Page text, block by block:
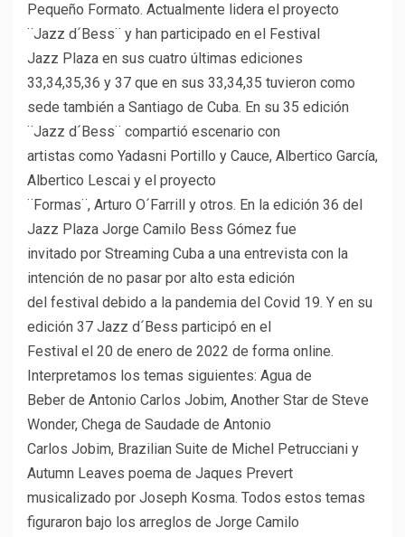
Pequeño Formato. Actualmente lidera el proyecto
¨Jazz d´Bess¨ y han participado en el Festival
Jazz Plaza en sus cuatro últimas ediciones
33,34,35,36 y 37 que en sus 33,34,35 tuvieron como
sede también a Santiago de Cuba. En su 35 edición
¨Jazz d´Bess¨ compartió escenario con
artistas como Yadasni Portillo y Cauce, Albertico García,
Albertico Lescai y el proyecto
¨Formas¨, Arturo O´Farrill y otros. En la edición 36 del
Jazz Plaza Jorge Camilo Bess Gómez fue
invitado por Streaming Cuba a una entrevista con la
intención de no pasar por alto esta edición
del festival debido a la pandemia del Covid 19. Y en su
edición 37 Jazz d´Bess participó en el
Festival el 20 de enero de 2022 de forma online.
Interpretamos los temas siguientes: Agua de
Beber de Antonio Carlos Jobim, Another Star de Steve
Wonder, Chega de Saudade de Antonio
Carlos Jobim, Brazilian Suite de Michel Petrucciani y
Autumn Leaves poema de Jaques Prevert
musicalizado por Joseph Kosma. Todos estos temas
figuraron bajo los arreglos de Jorge Camilo